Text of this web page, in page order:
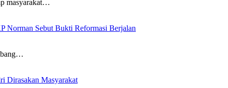
masyarakat…
Norman Sebut Bukti Reformasi Berjalan
Dirasakan Masyarakat